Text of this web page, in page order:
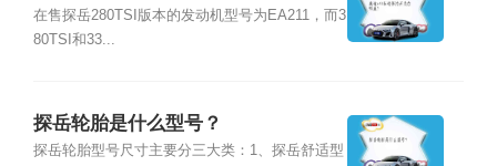
在售探岳280TSI版本的发动机型号为EA211，而3
80TSI和33...
探岳轮胎是什么型号？
探岳轮胎型号尺寸主要分三大类：1、探岳舒适型